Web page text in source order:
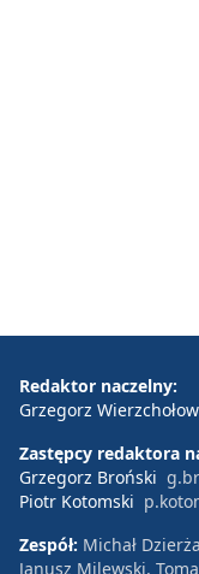
Redaktor naczelny:
Grzegorz
Zastępcy redaktora
Grzegorz Broński
Piotr Kotomski
Zespół: Michał
Janusz Milewski,